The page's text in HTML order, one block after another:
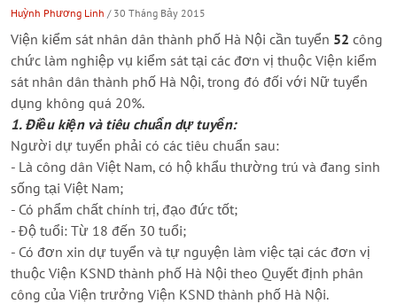
Huỳnh Phương Linh / 30 Tháng Bảy 2015
Viện kiểm sát nhân dân thành phố Hà Nội cần tuyển 52 công
chức làm nghiệp vụ kiểm sát tại các đơn vị thuộc Viện kiểm
sát nhân dân thành phố Hà Nội, trong đó đối với Nữ tuyển
dụng không quá 20%.
1. Điều kiện và tiêu chuẩn dự tuyển:
Người dự tuyển phải có các tiêu chuẩn sau:
- Là công dân Việt Nam, có hộ khẩu thường trú và đang sinh
sống tại Việt Nam;
- Có phẩm chất chính trị, đạo đức tốt;
- Độ tuổi: Từ 18 đến 30 tuổi;
- Có đơn xin dự tuyển và tự nguyện làm việc tại các đơn vị
thuộc Viện KSND thành phố Hà Nội theo Quyết định phân
công của Viện trưởng Viện KSND thành phố Hà Nội.